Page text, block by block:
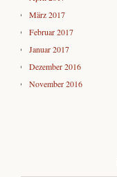
März 2017
Februar 2017
Januar 2017
Dezember 2016
November 2016